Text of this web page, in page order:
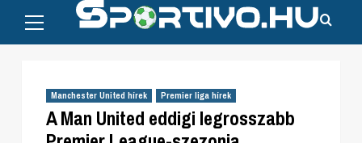
content
Menu
Manchester United hírek Premier liga hírek
A Man United eddigi legrosszabb